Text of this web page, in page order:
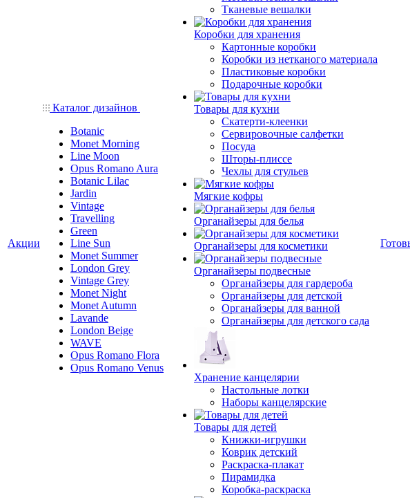
Акции
Каталог дизайнов
Botanic
Monet Morning
Line Moon
Opus Romano Aura
Botanic Lilac
Jardin
Vintage
Travelling
Green
Line Sun
Monet Summer
London Grey
Vintage Grey
Monet Night
Monet Autumn
Lavande
London Beige
WAVE
Opus Romano Flora
Opus Romano Venus
Тканевые вешалки
Коробки для хранения
Картонные коробки
Коробки из нетканого материала
Пластиковые коробки
Подарочные коробки
Товары для кухни
Скатерти-клеенки
Сервировочные салфетки
Посуда
Шторы-плиссе
Чехлы для стульев
Мягкие кофры
Органайзеры для белья
Органайзеры для косметики
Органайзеры подвесные
Органайзеры для гардероба
Органайзеры для детской
Органайзеры для ванной
Органайзеры для детского сада
Хранение канцелярии
Настольные лотки
Наборы канцелярские
Товары для детей
Книжки-игрушки
Коврик детский
Раскраска-плакат
Пирамидка
Коробка-раскраска